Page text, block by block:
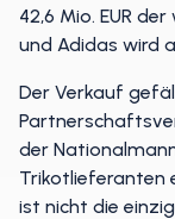
42,6 Mio. EUR
und Adidas wird
Der Verkauf
der
Trikotlieferanten
ist nicht die